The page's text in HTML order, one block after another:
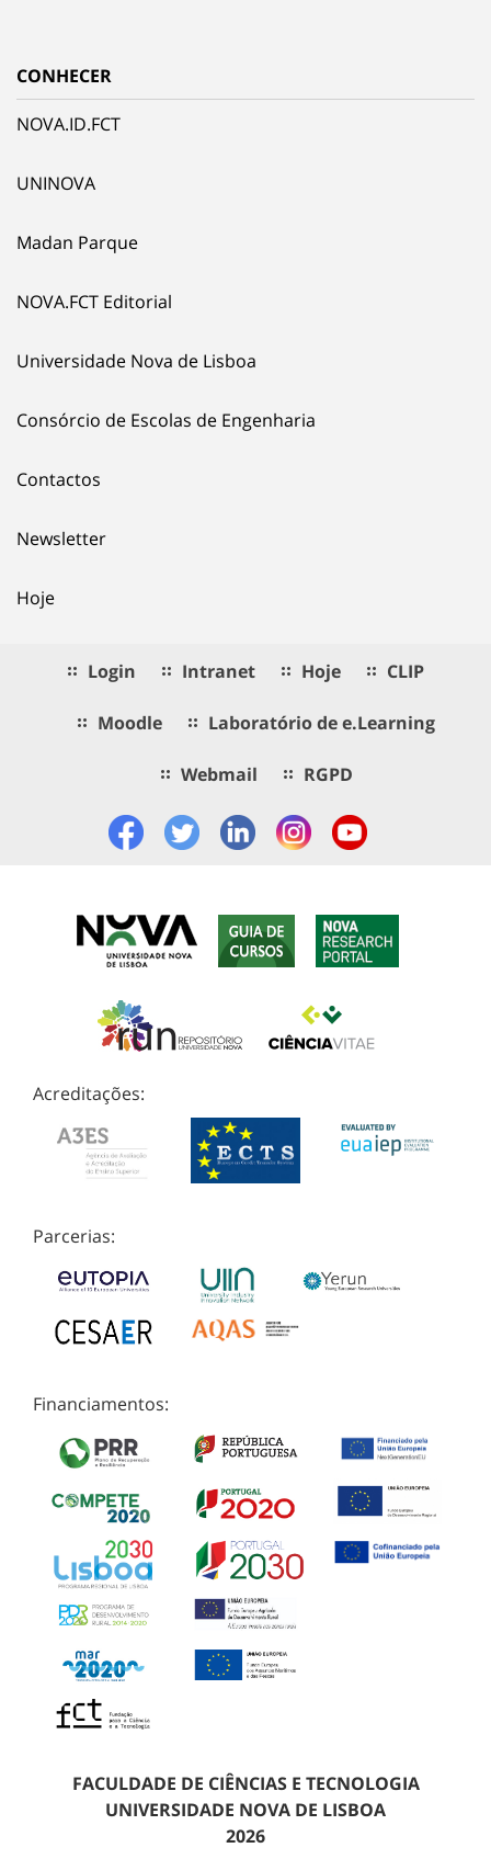
CONHECER
NOVA.ID.FCT
UNINOVA
Madan Parque
NOVA.FCT Editorial
Universidade Nova de Lisboa
Consórcio de Escolas de Engenharia
Contactos
Newsletter
Hoje
Login Intranet Hoje CLIP
Moodle Laboratório de e.Learning
Webmail RGPD
Acreditações:
Parcerias:
Financiamentos:
FACULDADE DE CIÊNCIAS E TECNOLOGIA
UNIVERSIDADE NOVA DE LISBOA
2026